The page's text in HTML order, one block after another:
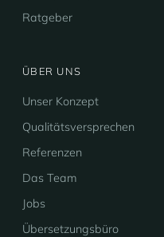
Ratgeber
ÜBER UNS
Unser Konzept
Qualitätsversprechen
Referenzen
Das Team
Jobs
Übersetzungsbüro